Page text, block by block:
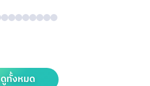
ดูทั้งหมด